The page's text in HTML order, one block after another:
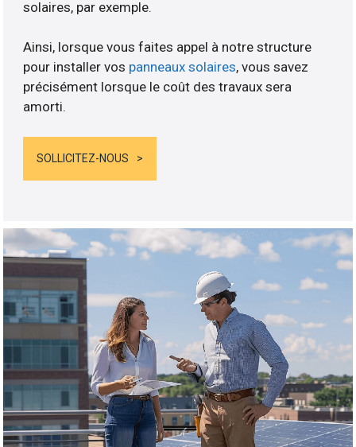
solaires, par exemple.
Ainsi, lorsque vous faites appel à notre structure
pour installer vos panneaux solaires, vous savez
précisément lorsque le coût des travaux sera
amorti.
SOLLICITEZ-NOUS